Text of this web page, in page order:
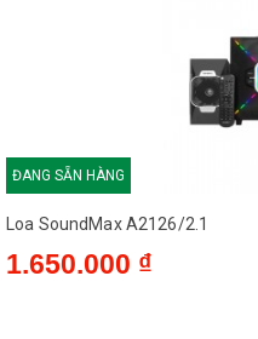
ĐANG SẴN HÀNG
Loa SoundMax A2126/2.1
1.650.000 ₫